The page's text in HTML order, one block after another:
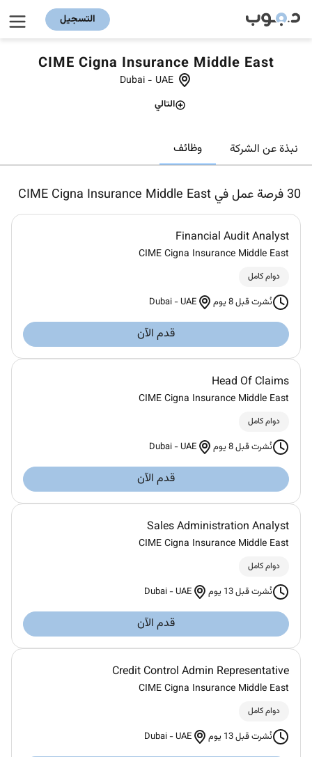
التسجيل
CIME Cigna Insurance Middle East
Dubai - UAE
التالي
نبذة عن الشركة وظائف
30 فرصة عمل في CIME Cigna Insurance Middle East
Financial Audit Analyst
CIME Cigna Insurance Middle East
دوام كامل
نُشرت قبل 8 يوم Dubai -UAE
قدم الآن
Head Of Claims
CIME Cigna Insurance Middle East
دوام كامل
نُشرت قبل 8 يوم Dubai -UAE
قدم الآن
Sales Administration Analyst
CIME Cigna Insurance Middle East
دوام كامل
نُشرت قبل 13 يوم Dubai -UAE
قدم الآن
Credit Control Admin Representative
CIME Cigna Insurance Middle East
دوام كامل
نُشرت قبل 13 يوم Dubai -UAE